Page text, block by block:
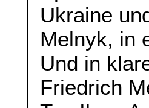
Ukraine
Melnyk, in
Und in
Friedrich